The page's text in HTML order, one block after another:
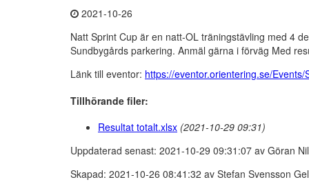
2021-10-26
Natt Sprint Cup är en natt-OL träningstävling med 4
Sundbygårds parkering. Anmäl gärna i förväg Med
Länk till eventor: https://eventor.orientering.se/Events/
Tillhörande filer:
Resultat totalt.xlsx (2021-10-29 09:31)
Uppdaterad senast: 2021-10-29 09:31:07 av Göran
Skapad: 2021-10-26 08:41:32 av Stefan Svensson